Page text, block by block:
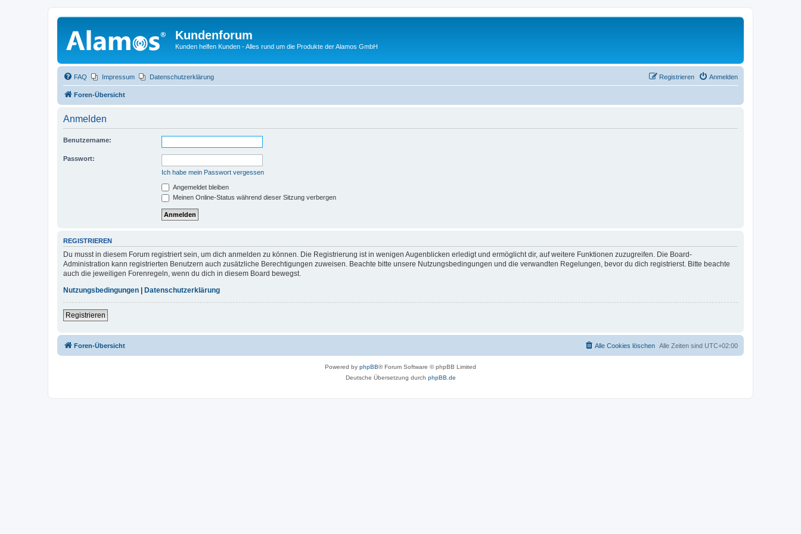
Kundenforum
Kunden helfen Kunden - Alles rund um die Produkte der Alamos GmbH
FAQ Impressum Datenschutzerklärung Anmelden
Registrieren
Foren-Übersicht
Anmelden
Benutzername:
Passwort:
Ich habe mein Passwort vergessen
Angemeldet bleiben
Meinen Online-Status während dieser Sitzung verbergen
REGISTRIEREN
Du musst in diesem Forum registriert sein, um dich anmelden zu können. Die Registrierung ist in wenigen Augenblicken erledigt und ermöglicht dir, auf weitere Funktionen zuzugreifen. Die Board-
Administration kann registrierten Benutzern auch zusätzliche Berechtigungen zuweisen. Beachte bitte unsere Nutzungsbedingungen und die verwandten Regelungen, bevor du dich registrierst. Bitte beachte
auch die jeweiligen Forenregeln, wenn du dich in diesem Board bewegst.
Nutzungsbedingungen
Datenschutzerklärung
Registrieren
Foren-Übersicht Alle Zeiten sind UTC+02:00
Alle Cookies löschen
Powered by phpBB® Forum Software © phpBB Limited
Deutsche Übersetzung durch phpBB.de